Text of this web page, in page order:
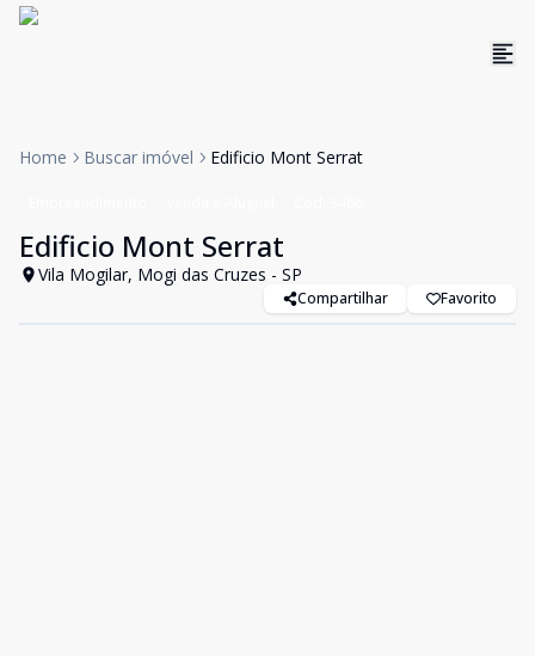
Home Buscar imóvel Edificio Mont Serrat
Edificio Mont Serrat
Vila Mogilar, Mogi das Cruzes - SP
Compartilhar Favorito